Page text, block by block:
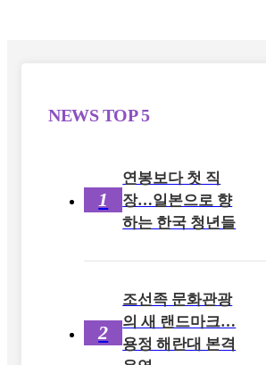
NEWSTOP 5
1
연봉보다 첫 직
장…일본으로 향
하는 한국 청년들
2
조선족 문화관광
의 새 랜드마크…
용정 해란대 본격